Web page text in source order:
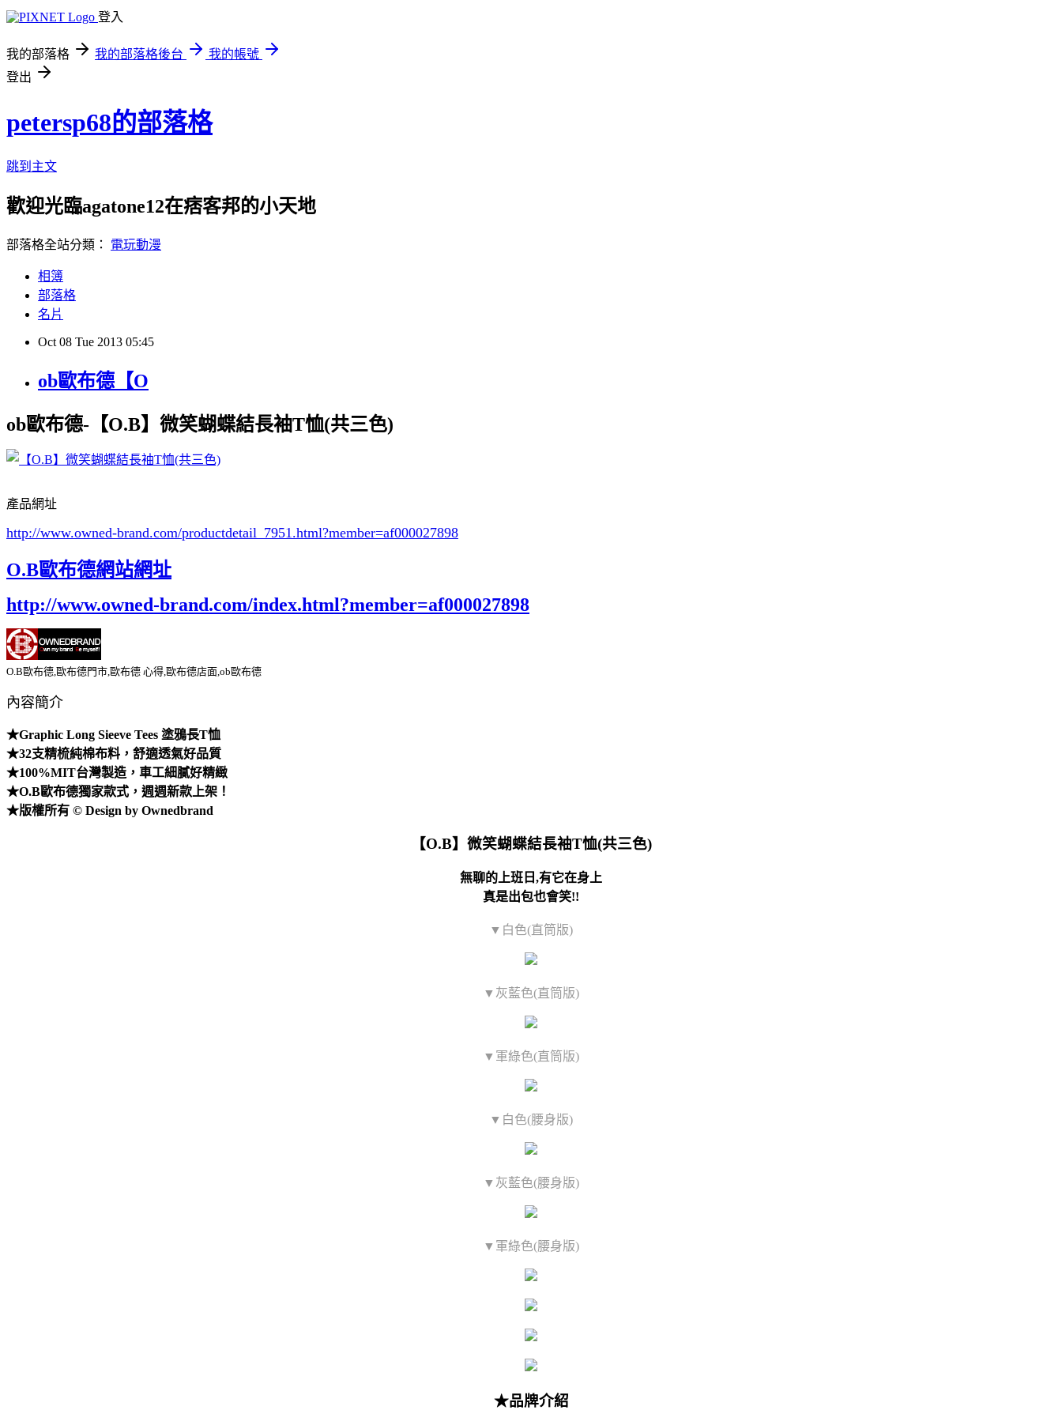
登入
我的部落格 我的部落格後台
我的帳號
登出
petersp68的部落格
跳到主文
歡迎光臨agatone12在痞客邦的小天地
部落格全站分類： 電玩動漫
相簿
部落格
名片
Oct 08 Tue 2013 05:45
ob歐布德【O
ob歐布德-【O.B】微笑蝴蝶結長袖T恤(共三色)
產品網址
http://www.owned-brand.com/productdetail_7951.html?member=af000027898
O.B歐布德網站網址
http://www.owned-brand.com/index.html?member=af000027898
O.B歐布德,歐布德門市,歐布德 心得,歐布德店面,ob歐布德
內容簡介
★Graphic Long Sieeve Tees 塗鴉長T恤
★32支精梳純棉布料，舒適透氣好品質
★100%MIT台灣製造，車工細膩好精緻
★O.B歐布德獨家款式，週週新款上架！
★版權所有 © Design by Ownedbrand
【O.B】微笑蝴蝶結長袖T恤(共三色)
無聊的上班日,有它在身上
真是出包也會笑!!
▼白色(直筒版)
▼灰藍色(直筒版)
▼軍綠色(直筒版)
▼白色(腰身版)
▼灰藍色(腰身版)
▼軍綠色(腰身版)
★品牌介紹